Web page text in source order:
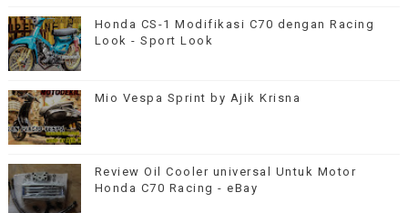
Honda CS-1 Modifikasi C70 dengan Racing
Look - Sport Look
Mio Vespa Sprint by Ajik Krisna
Review Oil Cooler universal Untuk Motor
Honda C70 Racing - eBay